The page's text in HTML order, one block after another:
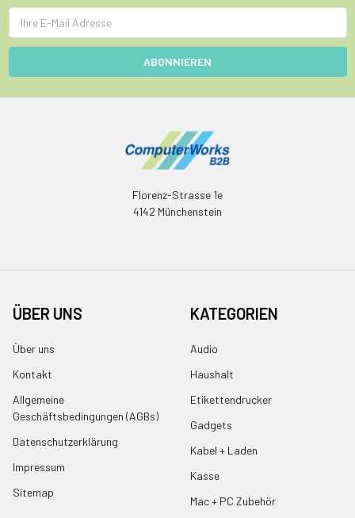
Adresse
Florenz-Strasse 1e
4142 Münchenstein
ÜBER UNS
Über uns
Kontakt
Allgemeine
Geschäftsbedingungen (AGBs)
Datenschutzerklärung
Impressum
Sitemap
KATEGORIEN
Audio
Haushalt
Etikettendrucker
Gadgets
Kabel + Laden
Kasse
Mac + PC Zubehör